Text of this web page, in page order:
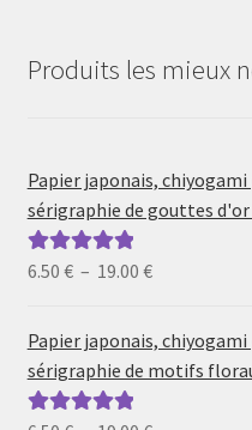
Produits les mieux
Papier japonais,
sérigraphie de gouttes
Note5.00sur
6.50 € – 19.00 €Plage
prix :
6.50 €
Papier japonais,
sérigraphie de motifs